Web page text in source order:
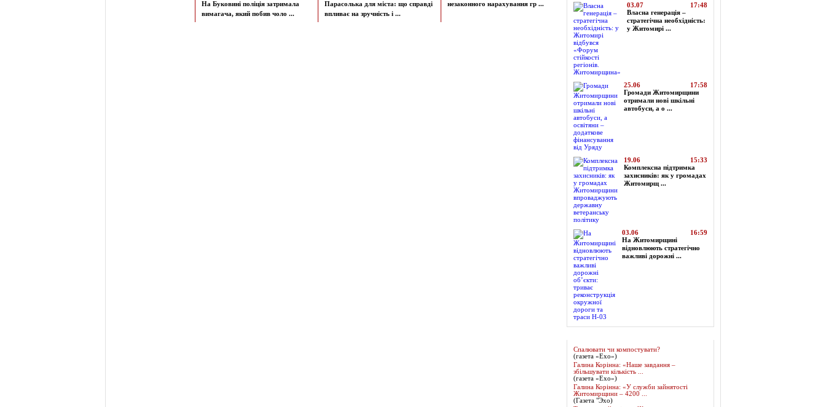
На Буковині поліція затримала
вимагача, який побив чоло ...
Парасолька для міста: що справді
впливає на зручність і ...
незаконного нарахування гр ...
03.07
17:48
Власна генерація –
стратегічна необхідність:
у Житомирі ...
25.06
17:58
Громади Житомирщини
отримали нові шкільні
автобуси, а о ...
19.06
15:33
Комплексна підтримка
захисників: як у громадах
Житомирщ ...
03.06
16:59
На Житомирщині
відновлюють стратегічно
важливі дорожні ...
Спалювати чи компостувати?
(газета «Ехо»)
Галина Корінна: «Наше завдання –
збільшувати кількість ...
(газета «Ехо»)
Галина Корінна: «У служби зайнятості
Житомирщини – 4200 ...
(Газета "Эхо)